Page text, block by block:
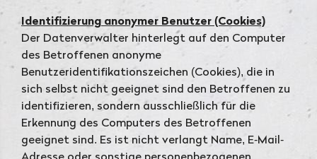
Identifizierung anonymer Benutzer (Cookies)
Der Datenverwalter hinterlegt auf den Computer
des Betroffenen anonyme
Benutzeridentifikationszeichen (Cookies), die in
sich selbst nicht geeignet sind den Betroffenen zu
identifizieren, sondern ausschließlich für die
Erkennung des Computers des Betroffenen
geeignet sind. Es ist nicht verlangt Name, E-Mail-